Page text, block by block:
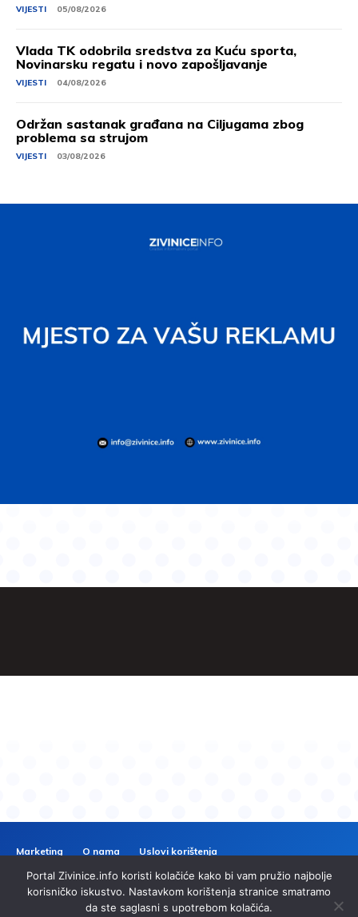
VIJESTI 05/08/2026
Vlada TK odobrila sredstva za Kuću sporta,
Novinarsku regatu i novo zapošljavanje
VIJESTI 04/08/2026
Održan sastanak građana na Ciljugama zbog
problema sa strujom
VIJESTI 03/08/2026
Marketing O nama
Uslovi korištenja
Politika privatnosti
Kontakt
ZIVINICEINFO
Portal Zivinice.info koristi kolačiće kako bi vam pružio najbolje
korisničko iskustvo. Nastavkom korištenja stranice smatramo
da ste saglasni s upotrebom kolačića.